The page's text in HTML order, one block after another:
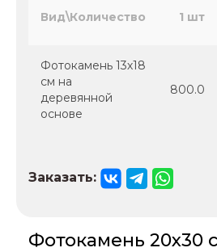
Вид\Количество 1 шт
Фотокамень 13х18
см на
деревянной
основе
800.0
Заказать:
Фотокамень 20х30